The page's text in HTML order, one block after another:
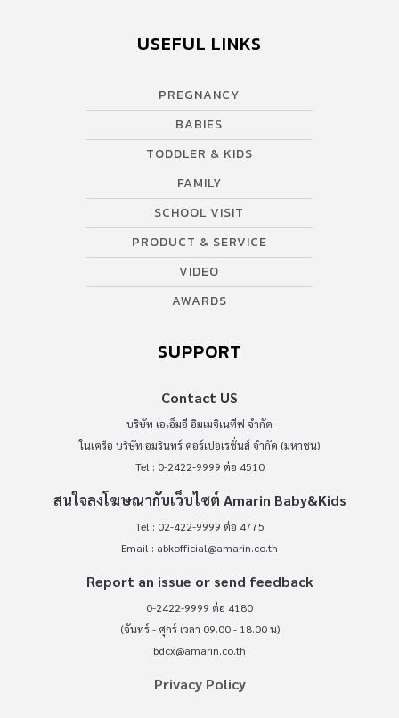
ประมาณการค่าใช้จ่ายเพื่อการศึกษา เมื่อพ่อแม่เลือกแนวทางการศึกษา
ใช้จ่ายที่เกิดขึ้นแน่นอน เช่น ค่าเล่าเรียน ค่าชุดนักเรียน ค่าหนังสือและ
อุปกรณ์การเรียน ค่ากิจกรรมและการเรียน จึงควรหาข้อมูลของโรงเรียน
ที่เปิดการสอนในแนวทางที่เราสนใจเพื่อพิจารณาและนำรายละเอียด
มาพิจารณา ค่าใช้จ่ายเพื่อการศึกษายังปรับเพิ่มขึ้นตามช่วงเวลา จึงควร
คำนวณอัตราเพิ่มขึ้นของการศึกษาไว้ด้วย อาจใช้ค่าเฉลี่ยการเพิ่มค่าใช้
จ่าย 5% เป็นเกณฑ์เบื้องต้น เพื่อให้มั่นใจว่าจะมีเงินทุนเพียงพอ
สำหรับค่าใช้จ่ายการศึกษา ขั้นที่สาม: วางแผนการออมเงินระยะยาว ค่า
ใช้จ่ายที่ต้องใช้ในช่วงแรกของการศึกษา มักเป็นเงินที่มาจากการบริหาร
รายรับรายจ่ายของครอบครัวเพื่อจัดสรรเงินสำหรับค่าใช้จ่ายของลูก
เนื่องจากพ่อแม่มักมีเวลาการเตรียมพร้อมที่ค่อนข้างสั้น การเก็บออม
หากไม่ได้แยกเงินออมสำหรับเป้าหมายการศึกษาออกมากให้ชัดเจนก็
ศึกษาเป็นหนึ่งเป้าหมายการเงินที่สำคัญและมีระยะเวลาที่ยาวนานจึง
ควรกำหนดเป็นเป้าหมายเฉพาะและชัดเจน ที่สำคัญจะต้องมีวินัยใน
การออมและไม่นำเงินก้อนนี้ไปใช้เพื่อการอื่นไม่ว่าจะเกิดอะไรขึ้นก็ตาม
USEFUL LINKS
PREGNANCY
BABIES
TODDLER & KIDS
FAMILY
SCHOOL VISIT
PRODUCT & SERVICE
VIDEO
AWARDS
SUPPORT
Contact US
บริษัท เอเอ็มอี อิมเมจิเนทีฟ จำกัด
ในเครือ บริษัท อมรินทร์ คอร์เปอเรชั่นส์ จำกัด (มหาชน)
Tel : 0-2422-9999 ต่อ 4510
สนใจลงโฆษณากับเว็บไซต์ Amarin Baby&Kids
Tel : 02-422-9999 ต่อ 4775
Email : abkofficial@amarin.co.th
Report an issue or send feedback
0-2422-9999 ต่อ 4180
(จันทร์ - ศุกร์ เวลา 09.00 - 18.00 น)
bdcx@amarin.co.th
Privacy Policy